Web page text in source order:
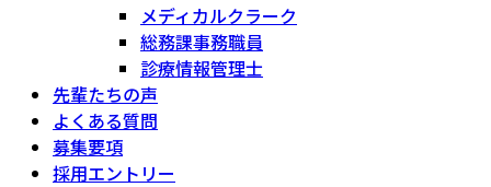
メディカルクラーク
総務課事務職員
診療情報管理士
先輩たちの声
よくある質問
募集要項
採用エントリー